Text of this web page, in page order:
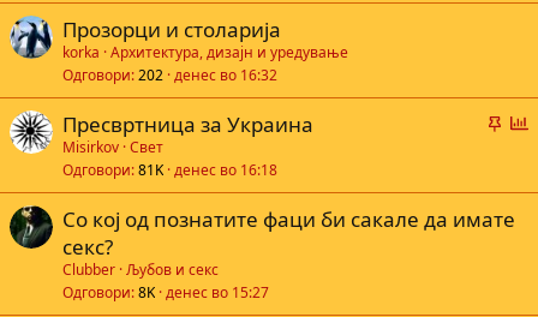
Прозорци и столарија
korka Архитектура, дизајн и уредување
Одговори 202 денес во 16:32
В
н
а
Г
с
Пресвртница за Украина
Misirkov Свет
Одговори 81K денес во 16:18
Со кој од познатите фаци би сакале да имате
секс?
Clubber Љубов и секс
Одговори 8K денес во 15:27